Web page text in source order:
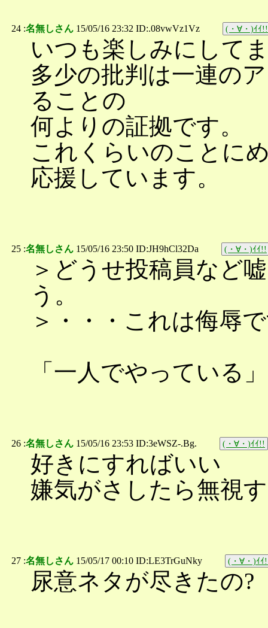
24 :名無しさん 15/05/16 23:32 ID:.08vwVz1Vz (・∀・)ｲｲ!!
いつも楽しみにして
多少の批判は一連の
ることの
何よりの証拠です。
これくらいのことに
応援しています。
25 :名無しさん 15/05/16 23:50 ID:JH9hCl32Da (・∀・)ｲｲ!!
＞どうせ投稿員など
う。
＞・・・これは侮辱
「一人でやっている
26 :名無しさん 15/05/16 23:53 ID:3eWSZ-.Bg. (・∀・)ｲｲ!!
好きにすればいい
嫌気がさしたら無視
27 :名無しさん 15/05/17 00:10 ID:LE3TrGuNky (・∀・)ｲｲ
尿意ネタが尽きたの?